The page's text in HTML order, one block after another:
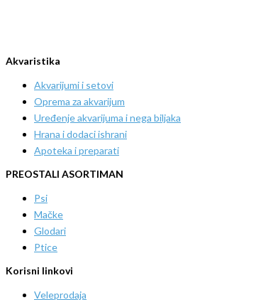
Akvaristika
Akvarijumi i setovi
Oprema za akvarijum
Uređenje akvarijuma i nega biljaka
Hrana i dodaci ishrani
Apoteka i preparati
PREOSTALI ASORTIMAN
Psi
Mačke
Glodari
Ptice
Korisni linkovi
Veleprodaja